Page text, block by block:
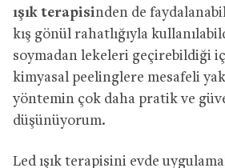
ışık terapisinden de
kış gönül rahatlığıyla
soymadan lekeleri geçirebildiği
kimyasal peelinglere mesafeli
yöntemin çok daha pratik ve
düşünüyorum.
Led ışık terapisini evde